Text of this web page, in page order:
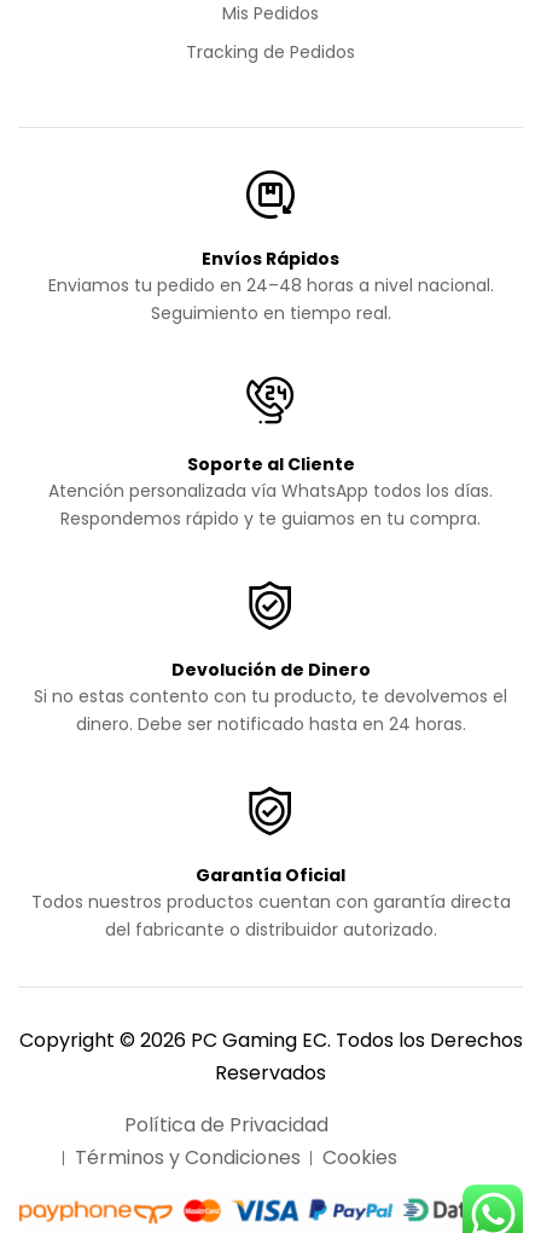
Mis Pedidos
Tracking de Pedidos
Envíos Rápidos
Enviamos tu pedido en 24–48 horas a nivel nacional.
Seguimiento en tiempo real.
Soporte al Cliente
Atención personalizada vía WhatsApp todos los días.
Respondemos rápido y te guiamos en tu compra.
Devolución de Dinero
Si no estas contento con tu producto, te devolvemos el
dinero. Debe ser notificado hasta en 24 horas.
Garantía Oficial
Todos nuestros productos cuentan con garantía directa
del fabricante o distribuidor autorizado.
Copyright © 2026 PC Gaming EC. Todos los Derechos
Reservados
Política de Privacidad
Términos y Condiciones
Cookies